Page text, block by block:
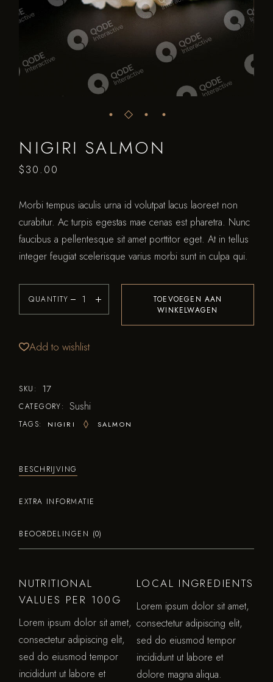
NIGIRI SALMON
$30.00
Morbi tempus iaculis urna id volutpat lacus laoreet non
curabitur. Ac turpis egestas mae cenas est pharetra. Nunc
faucibus a pellentesque sit amet porttitor eget. At in tellus
integer feugiat scelerisque varius morbi sunt in culpa qui.
QUANTITY
TOEVOEGEN AAN
WINKELWAGEN
Add to wishlist
SKU: 17
CATEGORY: Sushi
TAGS: NIGIRI SALMON
BESCHRIJVING
EXTRA INFORMATIE
BEOORDELINGEN (0)
NUTRITIONAL
VALUES PER 100G
Lorem ipsum dolor sit amet,
consectetur adipiscing elit,
sed do eiusmod tempor
incididunt ut labore et
LOCAL INGREDIENTS
Lorem ipsum dolor sit amet,
consectetur adipiscing elit,
sed do eiusmod tempor
incididunt ut labore et
dolore magna aliqua.